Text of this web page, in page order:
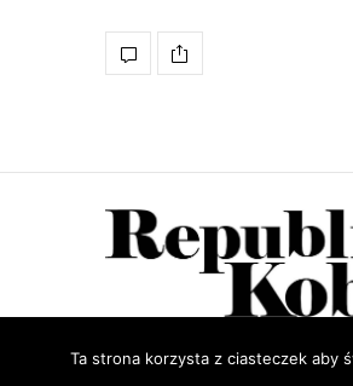
Ta strona korzysta z ciasteczek aby